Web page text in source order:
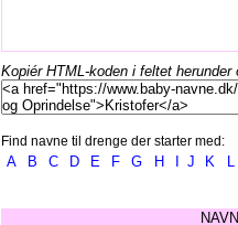
Kopiér HTML-koden i feltet
Find navne til drenge der starter med:
A B C D E F G H J K L